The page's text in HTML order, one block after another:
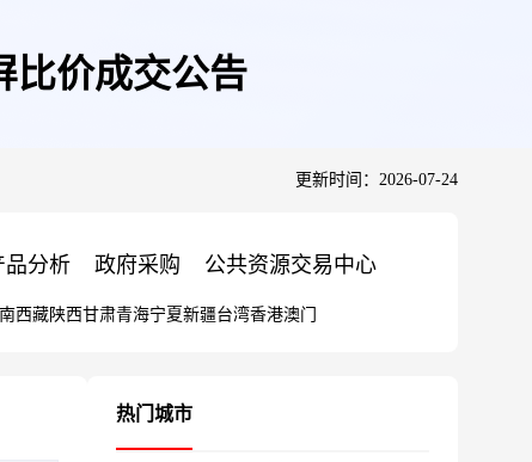
比价成交公告
更新时间：2026-07-24
品分析 政府采购 公共资源交易中心
西藏陕西甘肃青海宁夏新疆台湾香港澳门
热门城市